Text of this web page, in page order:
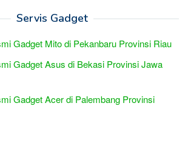
Servis Gadget
Gadget Mito di Pekanbaru Provinsi Riau
Gadget Asus di Bekasi Provinsi Jawa
Gadget Acer di Palembang Provinsi